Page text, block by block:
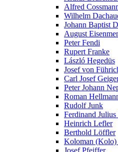
Alfred
Wilhelm
Johann Baptist
August
Peter Fendi
Rupert Franke
László Hegedüs
Josef von
Carl Josef
Peter Johann
Roman
Rudolf Junk
Ferdinand
Heinrich Lefler
Berthold Löffler
Koloman (Kolo)
Josef Pfeiffer